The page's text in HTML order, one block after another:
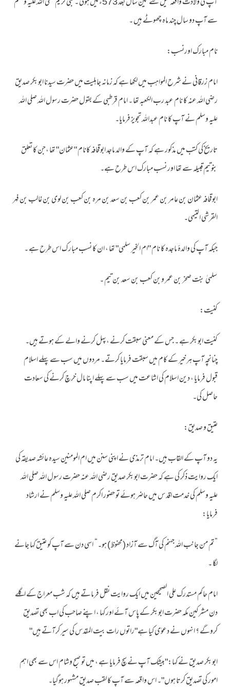
سے آپ دو سال چند ماہ چھوٹے ہیں ۔
نام مبارک اورنسب:
امام زرقانی نے شرح المواہب میں لکھا ہے کہ زمانہ جاہلیت میں حضرت سیدنا ابوبکر صدیق
رضی اللہ عنہ کا نام عبد رب الکعبہ تھا ۔ امام قرطبی کے بقول حضرت رسول اللہ صلی اللہ
علیہ وسلم نے آپ کا نام عبداللہ تجویز فرمایا۔
تاریخ کی کتب میں مذکور ہے کہ آپ کے والد ماجد ابوقحافہ کانام "عثمان" تھا ،جن کا تعلق
بنوتیم قبیلہ سے تھا اور نسب مبارک اس طرح ہے۔
ابوقحافہ عثمان بن عامر بن عمر بن کعب بن سعد بن مره بن کعب بن لوی بن غالب بن فہر
القرشی التيمی۔
جبکہ آپ کی والدہٴ ماجدہ کا نام "ام الخیر سلمی" تھا ، ان کا نسب مبار ک اس طرح ہے ۔
سلمیٰ بنت صخر بن عمر وبن کعب بن سعد بن تيم ۔
کنیت:
کنیت ابوبکر ہے ۔ جس کے معنی سبقت کرنے ،پہل کرنے والے کے ہوتے ہیں۔
چنانچہ آپ ہر خیر کے کام میں سبقت فرمایا کرتے۔ مردوں میں سب سے پہلے اسلام
قبول فرمایا ، دین اسلام کی اشاعت میں سب سے پہلے اپنا مال خرچ کرنے کی سعادت
حاصل کی۔
عتیق و صدیق:
یہ دو آپ کے القاب ہیں۔ امام ترمذی نے اپنی سنن میں ام المومنین سیدہ عائشہ صدیقہ کی
ایک روایت ذکر کی ہے کہ حضرت ابوبکر صدیق رضی اللہ عنہ حضرت رسول اللہ صلی اللہ
علیہ وسلم کی خدمت اقد س میں حاضر ہوئے تو حضور اکرم صلی اللہ علیہ وسلم نے ارشاد
فرمایا:
”تم من جانب اللہ جہنم کی آگ سے آزاد (محفوظ) ہو۔“ اسی دن سے آپ کو عتیق کہا جانے
لگا ۔
امام حاکم مستدرک علی الصحیحین میں ایک روایت نقل فرماتے ہیں کہ شب معراج کے اگلے
دن مشرکین مکہ حضرت ابوبکر کے پاس آئے اور کہا ، اپنے صاحب کی اب بھی تصدیق
کروگے ؟ انہوں نے دعوٰی کیا ہے"راتوں رات بیت المقدس کی سیر کرآتے ہیں"
ابوبکر صدیق نے کہا:"بیشک آپ نے سچ فرمایا ہے ، میں تو صبح وشام اس سے بھی اہم
امور کی تصدیق کرتا ہوں"۔ اس واقعہ سے آپ کا لقب صدیق مشہور ہوگیا۔